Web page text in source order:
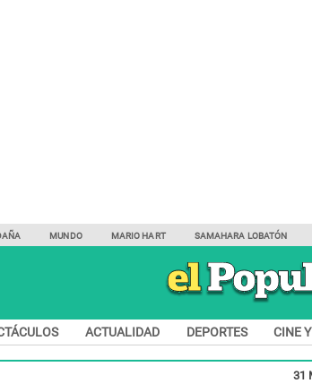
MUNDO MARIO HART SAMAHARA LOBATÓN
ACTUALIDAD DEPORTES CINE
31